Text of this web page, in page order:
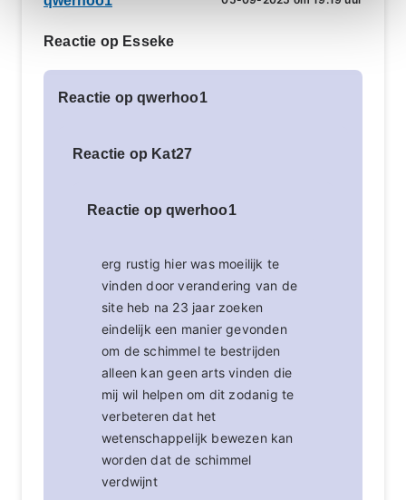
Reactie op Esseke
Reactie op qwerhoo1
Reactie op Kat27
Reactie op qwerhoo1
erg rustig hier was moeilijk te
vinden door verandering van de
site heb na 23 jaar zoeken
eindelijk een manier gevonden
om de schimmel te bestrijden
alleen kan geen arts vinden die
mij wil helpen om dit zodanig te
verbeteren dat het
wetenschappelijk bewezen kan
worden dat de schimmel
verdwijnt